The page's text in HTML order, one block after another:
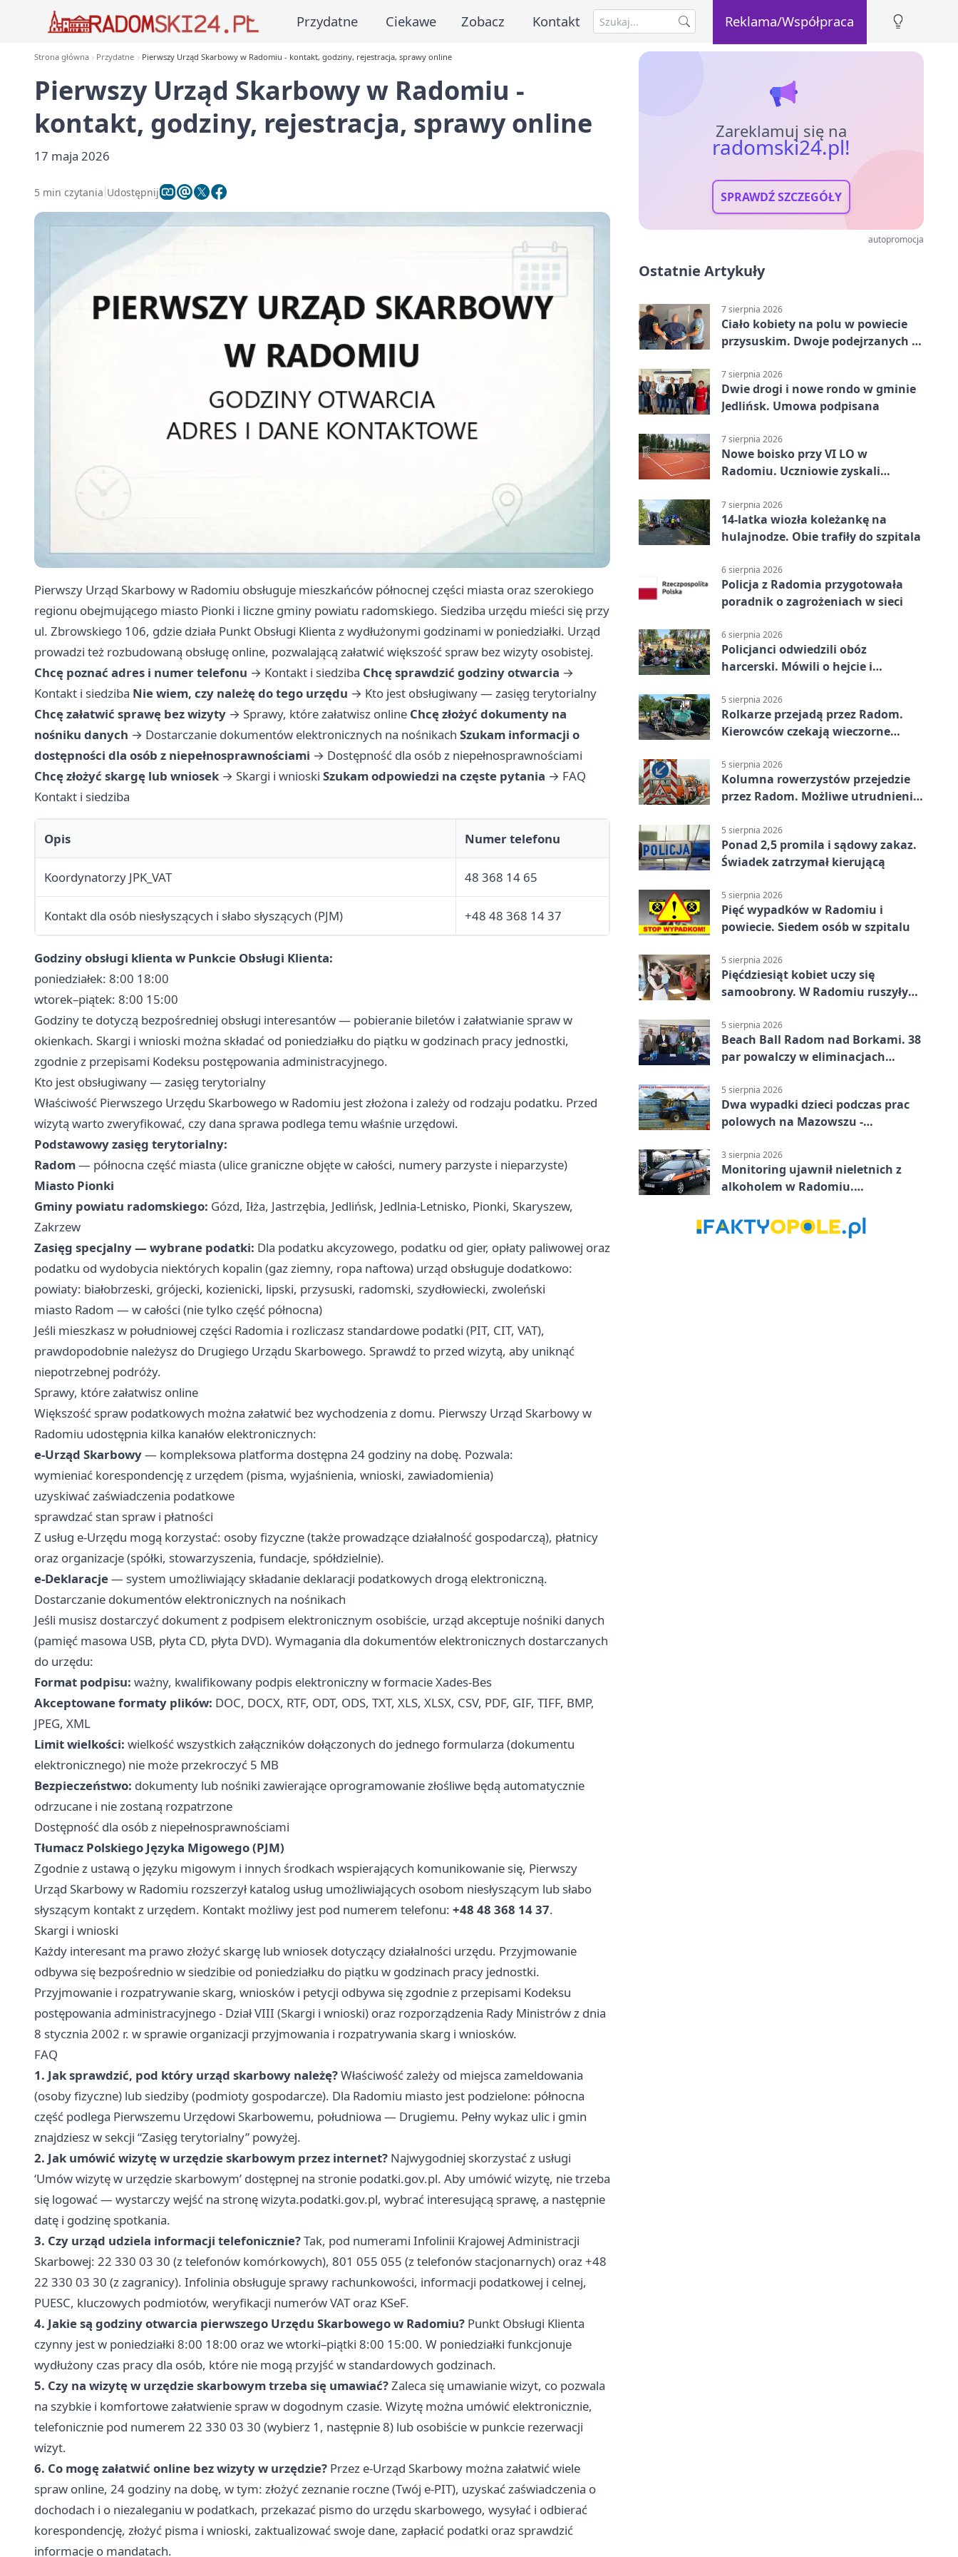
Przydatne Ciekawe Zobacz Kontakt Reklama/Współpraca
Strona główna Przydatne Pierwszy Urząd Skarbowy w Radomiu - kontakt, godziny, rejestracja, sprawy online
Pierwszy Urząd Skarbowy w Radomiu -
kontakt, godziny, rejestracja, sprawy online
17 maja 2026
5 min czytania Udostępnij
Pierwszy Urząd Skarbowy w Radomiu obsługuje mieszkańców północnej części miasta oraz szerokiego
regionu obejmującego miasto Pionki i liczne gminy powiatu radomskiego. Siedziba urzędu mieści się przy
ul. Zbrowskiego 106, gdzie działa Punkt Obsługi Klienta z wydłużonymi godzinami w poniedziałki. Urząd
prowadzi też rozbudowaną obsługę online, pozwalającą załatwić większość spraw bez wizyty osobistej.
Chcę poznać adres i numer telefonu → Kontakt i siedziba Chcę sprawdzić godziny otwarcia →
Kontakt i siedziba Nie wiem, czy należę do tego urzędu → Kto jest obsługiwany — zasięg terytorialny
Chcę załatwić sprawę bez wizyty → Sprawy, które załatwisz online Chcę złożyć dokumenty na
nośniku danych → Dostarczanie dokumentów elektronicznych na nośnikach Szukam informacji o
dostępności dla osób z niepełnosprawnościami → Dostępność dla osób z niepełnosprawnościami
Chcę złożyć skargę lub wniosek → Skargi i wnioski Szukam odpowiedzi na częste pytania → FAQ
Kontakt i siedziba
Opis Numer telefonu
Koordynatorzy JPK_VAT 48 368 14 65
Kontakt dla osób niesłyszących i słabo słyszących (PJM) +48 48 368 14 37
Godziny obsługi klienta w Punkcie Obsługi Klienta:
poniedziałek: 8:00 18:00
wtorek–piątek: 8:00 15:00
Godziny te dotyczą bezpośredniej obsługi interesantów — pobieranie biletów i załatwianie spraw w
okienkach. Skargi i wnioski można składać od poniedziałku do piątku w godzinach pracy jednostki,
zgodnie z przepisami Kodeksu postępowania administracyjnego.
Kto jest obsługiwany — zasięg terytorialny
Właściwość Pierwszego Urzędu Skarbowego w Radomiu jest złożona i zależy od rodzaju podatku. Przed
wizytą warto zweryfikować, czy dana sprawa podlega temu właśnie urzędowi.
Podstawowy zasięg terytorialny:
Radom— północna część miasta (ulice graniczne objęte w całości, numery parzyste i nieparzyste)
Miasto Pionki
Gminy powiatu radomskiego: Gózd, Iłża, Jastrzębia, Jedlińsk, Jedlnia-Letnisko, Pionki, Skaryszew,
Zakrzew
Zasięg specjalny — wybrane podatki: Dla podatku akcyzowego, podatku od gier, opłaty paliwowej oraz
podatku od wydobycia niektórych kopalin (gaz ziemny, ropa naftowa) urząd obsługuje dodatkowo:
powiaty: białobrzeski, grójecki, kozienicki, lipski, przysuski, radomski, szydłowiecki, zwoleński
miasto Radom — w całości (nie tylko część północna)
Jeśli mieszkasz w południowej części Radomia i rozliczasz standardowe podatki (PIT, CIT, VAT),
prawdopodobnie należysz do Drugiego Urządu Skarbowego. Sprawdź to przed wizytą, aby uniknąć
niepotrzebnej podróży.
Sprawy, które załatwisz online
Większość spraw podatkowych można załatwić bez wychodzenia z domu. Pierwszy Urząd Skarbowy w
Radomiu udostępnia kilka kanałów elektronicznych:
e-Urząd Skarbowy— kompleksowa platforma dostępna 24 godziny na dobę. Pozwala:
wymieniać korespondencję z urzędem (pisma, wyjaśnienia, wnioski, zawiadomienia)
uzyskiwać zaświadczenia podatkowe
sprawdzać stan spraw i płatności
Z usług e-Urzędu mogą korzystać: osoby fizyczne (także prowadzące działalność gospodarczą), płatnicy
oraz organizacje (spółki, stowarzyszenia, fundacje, spółdzielnie).
e-Deklaracje— system umożliwiający składanie deklaracji podatkowych drogą elektroniczną.
Dostarczanie dokumentów elektronicznych na nośnikach
Jeśli musisz dostarczyć dokument z podpisem elektronicznym osobiście, urząd akceptuje nośniki danych
(pamięć masowa USB, płyta CD, płyta DVD). Wymagania dla dokumentów elektronicznych dostarczanych
do urzędu:
Format podpisu: ważny, kwalifikowany podpis elektroniczny w formacie Xades-Bes
Akceptowane formaty plików: DOC, DOCX, RTF, ODT, ODS, TXT, XLS, XLSX, CSV, PDF, GIF, TIFF, BMP,
JPEG, XML
Limit wielkości: wielkość wszystkich załączników dołączonych do jednego formularza (dokumentu
elektronicznego) nie może przekroczyć 5 MB
Bezpieczeństwo: dokumenty lub nośniki zawierające oprogramowanie złośliwe będą automatycznie
odrzucane i nie zostaną rozpatrzone
Dostępność dla osób z niepełnosprawnościami
Tłumacz Polskiego Języka Migowego (PJM)
Zgodnie z ustawą o języku migowym i innych środkach wspierających komunikowanie się, Pierwszy
Urząd Skarbowy w Radomiu rozszerzył katalog usług umożliwiających osobom niesłyszącym lub słabo
słyszącym kontakt z urzędem. Kontakt możliwy jest pod numerem telefonu: +48 48 368 14 37.
Skargi i wnioski
Każdy interesant ma prawo złożyć skargę lub wniosek dotyczący działalności urzędu. Przyjmowanie
odbywa się bezpośrednio w siedzibie od poniedziałku do piątku w godzinach pracy jednostki.
Przyjmowanie i rozpatrywanie skarg, wniosków i petycji odbywa się zgodnie z przepisami Kodeksu
postępowania administracyjnego - Dział VIII (Skargi i wnioski) oraz rozporządzenia Rady Ministrów z dnia
8 stycznia 2002 r. w sprawie organizacji przyjmowania i rozpatrywania skarg i wniosków.
FAQ
1. Jak sprawdzić, pod który urząd skarbowy należę?Właściwość zależy od miejsca zameldowania
(osoby fizyczne) lub siedziby (podmioty gospodarcze). Dla Radomiu miasto jest podzielone: północna
część podlega Pierwszemu Urzędowi Skarbowemu, południowa — Drugiemu. Pełny wykaz ulic i gmin
znajdziesz w sekcji “Zasięg terytorialny” powyżej.
2. Jak umówić wizytę w urzędzie skarbowym przez internet? Najwygodniej skorzystać z usługi
‘Umów wizytę w urzędzie skarbowym’ dostępnej na stronie podatki.gov.pl. Aby umówić wizytę, nie trzeba
się logować — wystarczy wejść na stronę wizyta.podatki.gov.pl, wybrać interesującą sprawę, a następnie
datę i godzinę spotkania.
3. Czy urząd udziela informacji telefonicznie?Tak, pod numerami Infolinii Krajowej Administracji
Skarbowej: 22 330 03 30 (z telefonów komórkowych), 801 055 055 (z telefonów stacjonarnych) oraz +48
22 330 03 30 (z zagranicy). Infolinia obsługuje sprawy rachunkowości, informacji podatkowej i celnej,
PUESC, kluczowych podmiotów, weryfikacji numerów VAT oraz KSeF.
4. Jakie są godziny otwarcia pierwszego Urzędu Skarbowego w Radomiu? Punkt Obsługi Klienta
czynny jest w poniedziałki 8:00 18:00 oraz we wtorki–piątki 8:00 15:00. W poniedziałki funkcjonuje
wydłużony czas pracy dla osób, które nie mogą przyjść w standardowych godzinach.
5. Czy na wizytę w urzędzie skarbowym trzeba się umawiać?Zaleca się umawianie wizyt, co pozwala
na szybkie i komfortowe załatwienie spraw w dogodnym czasie. Wizytę można umówić elektronicznie,
telefonicznie pod numerem 22 330 03 30 (wybierz 1, następnie 8) lub osobiście w punkcie rezerwacji
wizyt.
6. Co mogę załatwić online bez wizyty w urzędzie? Przez e-Urząd Skarbowy można załatwić wiele
spraw online, 24 godziny na dobę, w tym: złożyć zeznanie roczne (Twój e-PIT), uzyskać zaświadczenia o
dochodach i o niezaleganiu w podatkach, przekazać pismo do urzędu skarbowego, wysyłać i odbierać
korespondencję, złożyć pisma i wnioski, zaktualizować swoje dane, zapłacić podatki oraz sprawdzić
informacje o mandatach.
Zareklamuj się na
radomski24.pl!
SPRAWDŹ SZCZEGÓŁY
autopromocja
Ostatnie Artykuły
7 sierpnia 2026
Ciało kobiety na polu w powiecie
przysuskim. Dwoje podejrzanych w
7 sierpnia 2026
Dwie drogi i nowe rondo w gminie
Jedlińsk. Umowa podpisana
7 sierpnia 2026
Nowe boisko przy VI LO w
Radomiu. Uczniowie zyskali
7 sierpnia 2026
14-latka wiozła koleżankę na
hulajnodze. Obie trafiły do szpitala
6 sierpnia 2026
Policja z Radomia przygotowała
poradnik o zagrożeniach w sieci
6 sierpnia 2026
Policjanci odwiedzili obóz
harcerski. Mówili o hejcie i
5 sierpnia 2026
Rolkarze przejadą przez Radom.
Kierowców czekają wieczorne
5 sierpnia 2026
Kolumna rowerzystów przejedzie
przez Radom. Możliwe utrudnienia
5 sierpnia 2026
Ponad 2,5 promila i sądowy zakaz.
Świadek zatrzymał kierującą
5 sierpnia 2026
Pięć wypadków w Radomiu i
powiecie. Siedem osób w szpitalu
5 sierpnia 2026
Pięćdziesiąt kobiet uczy się
samoobrony. W Radomiu ruszyły
5 sierpnia 2026
Beach Ball Radom nad Borkami. 38
par powalczy w eliminacjach
5 sierpnia 2026
Dwa wypadki dzieci podczas prac
polowych na Mazowszu -
3 sierpnia 2026
Monitoring ujawnił nieletnich z
alkoholem w Radomiu.